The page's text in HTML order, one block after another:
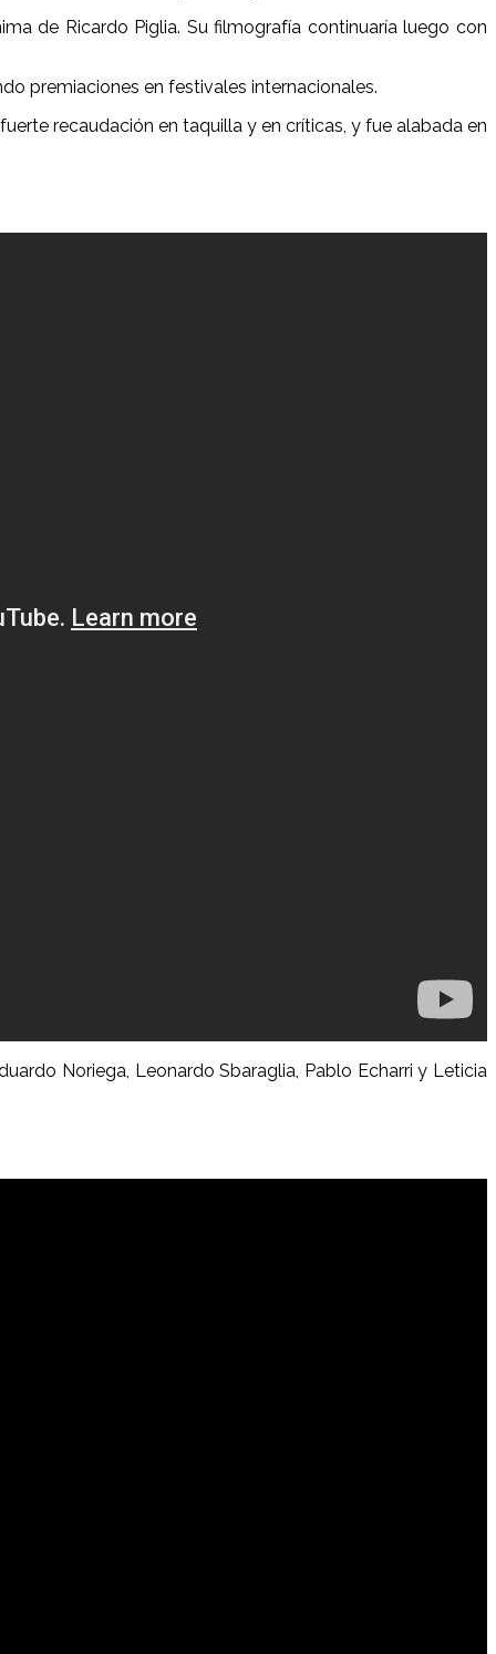
de Ricardo Piglia. Su filmografía continuaría luego con
premiaciones en festivales internacionales.
recaudación en taquilla y en críticas, y fue alabada en
Noriega, Leonardo Sbaraglia, Pablo Echarri y Leticia